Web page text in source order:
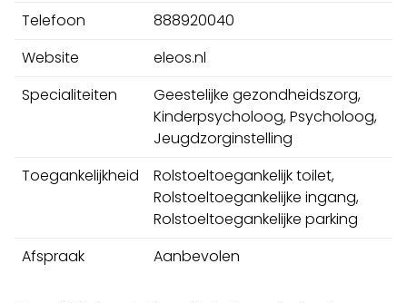
Telefoon
888920040
Website
eleos.nl
Specialiteiten
Geestelijke gezondheidszorg,
Kinderpsycholoog, Psycholoog,
Jeugdzorginstelling
Toegankelijkheid
Rolstoeltoegankelijk toilet,
Rolstoeltoegankelijke ingang,
Rolstoeltoegankelijke parking
Afspraak
Aanbevolen